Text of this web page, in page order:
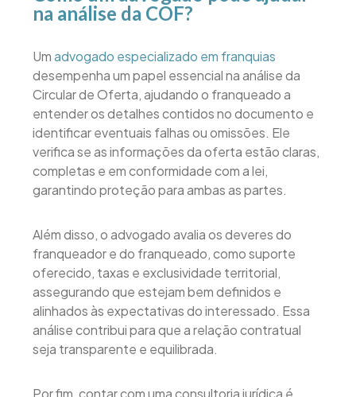
na análise da COF?
Umadvogado especializado em franquias
desempenha um papel essencial na análise da
Circular de Oferta, ajudando o franqueado a
entender os detalhes contidos no documento e
identificar eventuais falhas ou omissões. Ele
verifica se as informações da oferta estão claras,
completas e em conformidade com a lei,
garantindo proteção para ambas as partes.
Além disso, o advogado avalia os deveres do
franqueador e do franqueado, como suporte
oferecido, taxas e exclusividade territorial,
assegurando que estejam bem definidos e
alinhados às expectativas do interessado. Essa
análise contribui para que a relação contratual
seja transparente e equilibrada.